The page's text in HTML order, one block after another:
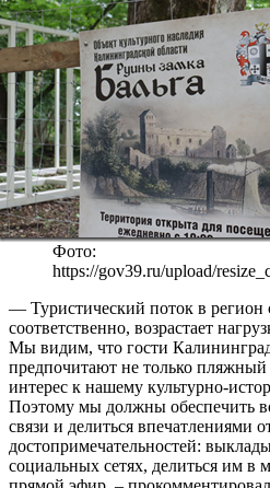
Фото:
https://gov39.ru/upload/
— Туристический поток в регион
соответственно, возрастает
Мы видим, что гости
предпочитают не только
интерес к нашему культурно-
Поэтому мы должны обеспечить
связи и делиться впечатлениями
достопримечательностей:
социальных сетях, делиться им в